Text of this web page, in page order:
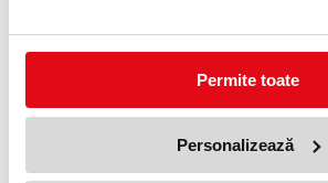
Permite toate
Personalizează
LEGO Builder, cu instrucțiuni digitale 3D și
copii de 4 ani și mai mari, fani Disney
animale și construcții creative pentru